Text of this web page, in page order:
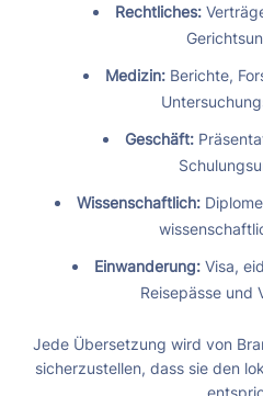
Rechtliches:
Medizin:Berichte,
Geschäft:
Wissenschaftlich:
Einwanderung:Visa,
Reisepässe und
Jede Übersetzung wird von
sicherzustellen, dass sie den